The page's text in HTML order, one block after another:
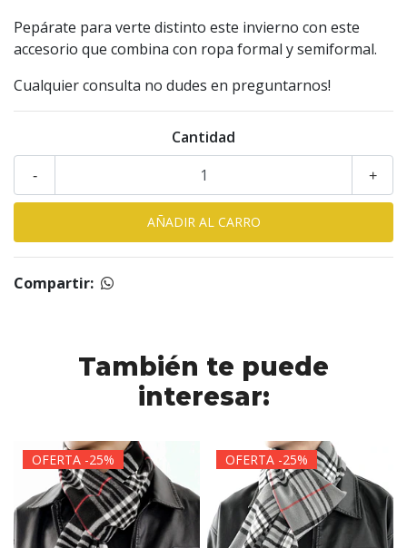
Pepárate para verte distinto este invierno con este
accesorio que combina con ropa formal y semiformal.
Cualquier consulta no dudes en preguntarnos!
Cantidad
+
-
Compartir:
También te puede
interesar:
OFERTA -25% OFERTA -25%